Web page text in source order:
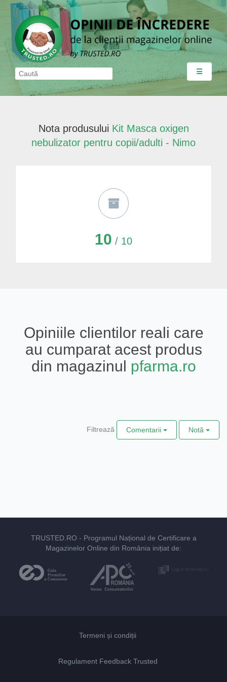
☰
Nota produsului Kit Masca oxigen
nebulizator pentru copii/adulti - Nimo
10 / 10
Opiniile clientilor reali care
au cumparat acest produs
din magazinul pfarma.ro
Filtrează Comentarii Notă
TRUSTED.RO - Programul Național de Certificare a
Magazinelor Online din România inițiat de:
Termeni și condiții
Regulament Feedback Trusted